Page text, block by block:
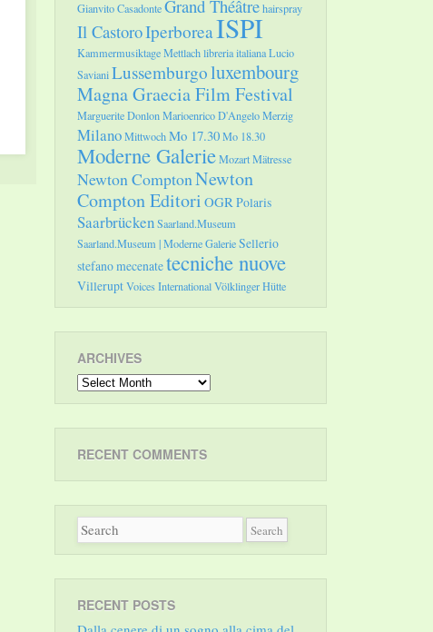
Gianvito CasadonteGrand Théâtrehairspray
Il CastoroIperboreaISPI
Kammermusiktage Mettlachlibreria italianaLucio
SavianiLussemburgoluxembourg
Magna Graecia Film Festival
Marguerite DonlonMarioenrico D'AngeloMerzig
MilanoMittwochMo 17.30Mo 18.30
Moderne GalerieMozartMätresse
Newton ComptonNewton
Compton Editori OGRPolaris
SaarbrückenSaarland.Museum
Saarland.Museum | Moderne GalerieSellerio
stefano mecenatetecniche nuove
VilleruptVoices InternationalVölklinger Hütte
ARCHIVES
Archives
RECENT COMMENTS
RECENT POSTS